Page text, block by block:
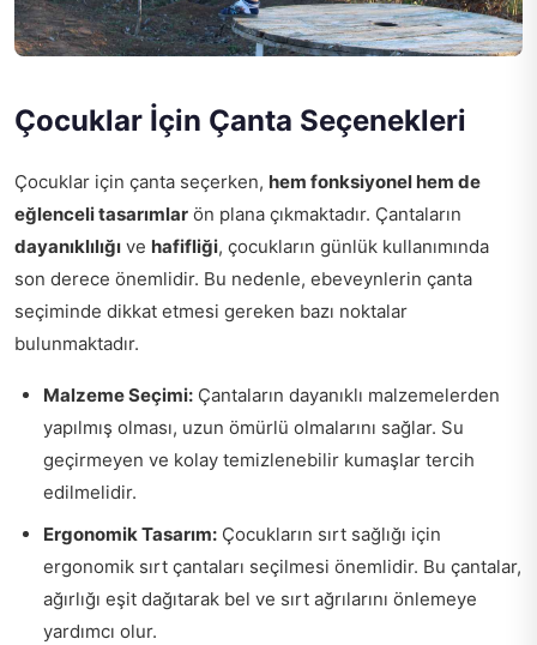
Çocuklar İçin Çanta Seçenekleri
Çocuklar için çanta seçerken, hem fonksiyonel hem de
eğlenceli tasarımlar ön plana çıkmaktadır. Çantaların
dayanıklılığı ve hafifliği, çocukların günlük kullanımında
son derece önemlidir. Bu nedenle, ebeveynlerin çanta
seçiminde dikkat etmesi gereken bazı noktalar
bulunmaktadır.
Malzeme Seçimi: Çantaların dayanıklı malzemelerden
yapılmış olması, uzun ömürlü olmalarını sağlar. Su
geçirmeyen ve kolay temizlenebilir kumaşlar tercih
edilmelidir.
Ergonomik Tasarım: Çocukların sırt sağlığı için
ergonomik sırt çantaları seçilmesi önemlidir. Bu çantalar,
ağırlığı eşit dağıtarak bel ve sırt ağrılarını önlemeye
yardımcı olur.